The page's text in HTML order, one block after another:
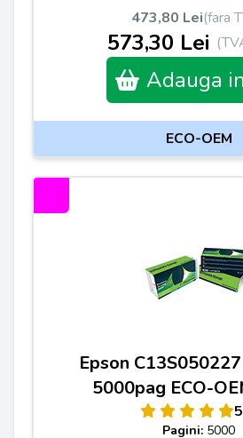
473,80 Lei(fara
573,30 Lei
Adauga
ECO-OEM
Epson
5000pag ECO-
5
Pagini: 5000